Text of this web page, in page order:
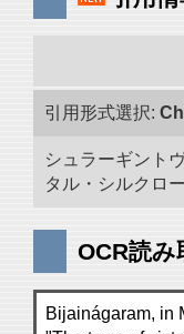
引用形式選択:
シュラーギント
タル・シルクロ
OCR読み
Bijainágaram, in